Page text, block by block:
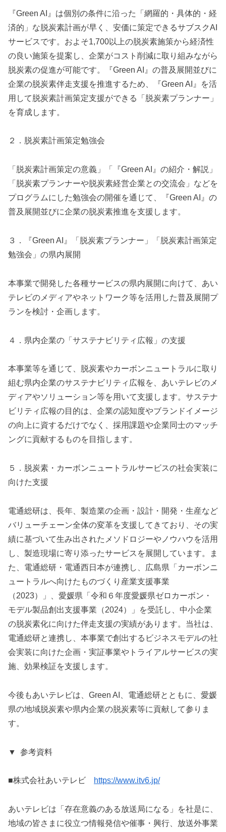
『Green AI』は個別の条件に沿った「網羅的・具体的・経
済的」な脱炭素計画が早く、安価に策定できるサブスクAI
サービスです。およそ1,700以上の脱炭素施策から経済性
の良い施策を提案し、企業がコスト削減に取り組みながら
脱炭素の促進が可能です。『Green AI』の普及展開並びに
企業の脱炭素伴走支援を推進するため、『Green AI』を活
用して脱炭素計画策定支援ができる「脱炭素プランナー」
を育成します。
２．脱炭素計画策定勉強会
「脱炭素計画策定の意義」「『Green AI』の紹介・解説」
「脱炭素プランナーや脱炭素経営企業との交流会」などを
プログラムにした勉強会の開催を通じて、『Green AI』の
普及展開並びに企業の脱炭素推進を支援します。
３．『Green AI』「脱炭素プランナー」「脱炭素計画策定
勉強会」の県内展開
本事業で開発した各種サービスの県内展開に向けて、あい
テレビのメディアやネットワーク等を活用した普及展開プ
ランを検討・企画します。
４．県内企業の「サステナビリティ広報」の支援
本事業等を通じて、脱炭素やカーボンニュートラルに取り
組む県内企業のサステナビリティ広報を、あいテレビのメ
ディアやソリューション等を用いて支援します。サステナ
ビリティ広報の目的は、企業の認知度やブランドイメージ
の向上に資するだけでなく、採用課題や企業同士のマッチ
ングに貢献するものを目指します。
５．脱炭素・カーボンニュートラルサービスの社会実装に
向けた支援
電通総研は、長年、製造業の企画・設計・開発・生産など
バリューチェーン全体の変革を支援してきており、その実
績に基づいて生み出されたメソドロジーやノウハウを活用
し、製造現場に寄り添ったサービスを展開しています。ま
た、電通総研・電通西日本が連携し、広島県「カーボンニ
ュートラルへ向けたものづくり産業支援事業
（2023）」、愛媛県「令和６年度愛媛県ゼロカーボン・
モデル製品創出支援事業（2024）」を受託し、中小企業
の脱炭素化に向けた伴走支援の実績があります。当社は、
電通総研と連携し、本事業で創出するビジネスモデルの社
会実装に向けた企画・実証事業やトライアルサービスの実
施、効果検証を支援します。
今後もあいテレビは、Green AI、電通総研とともに、愛媛
県の地域脱炭素や県内企業の脱炭素等に貢献して参りま
す。
▼ 参考資料
■株式会社あいテレビ https://www.itv6.jp/
あいテレビは「存在意義のある放送局になる」を社是に、
地域の皆さまに役立つ情報発信や催事・興行、放送外事業